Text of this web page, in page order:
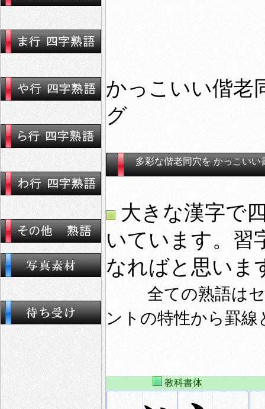
かっこいい偕
グ
多彩な偕老同穴を かっこいい
大きな漢字で
いています。習
なればと思いま
全ての熟語は
ントの特性から罫
教科書体